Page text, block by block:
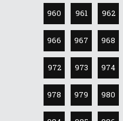
960 961 962
966 967 968
972 973 974
978 979 980